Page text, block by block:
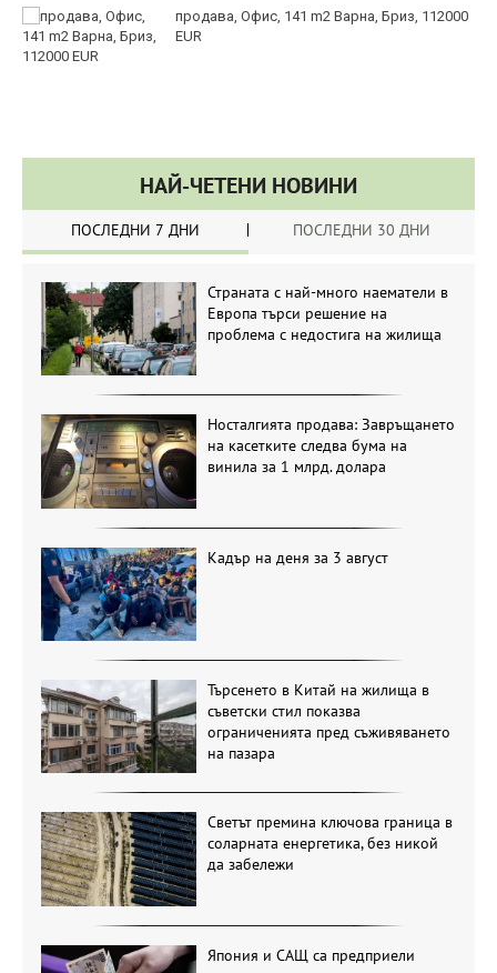
продава, Офис, 141 m2 Варна, Бриз, 112000
EUR
НАЙ-ЧЕТЕНИ НОВИНИ
ПОСЛЕДНИ 7 ДНИ ПОСЛЕДНИ 30 ДНИ
Страната с най-много наематели в
Европа търси решение на
проблема с недостига на жилища
Носталгията продава: Завръщането
на касетките следва бума на
винила за 1 млрд. долара
Кадър на деня за 3 август
Търсенето в Китай на жилища в
съветски стил показва
ограниченията пред съживяването
на пазара
Светът премина ключова граница в
соларната енергетика, без никой
да забележи
Япония и САЩ са предприели